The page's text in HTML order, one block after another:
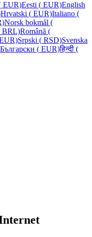
EUR)Eesti ( EUR)English
Hrvatski ( EUR)Italiano (
Norsk bokmål (
BRL)Română (
Srpski ( RSD)Svenska
Български ( EUR)हिन्दी (